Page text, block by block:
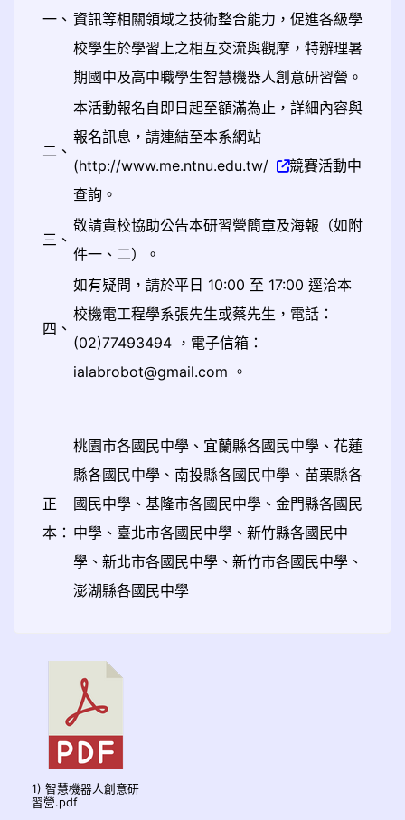
一、 資訊等相關領域之技術整合能力，促進各級學
校學生於學習上之相互交流與觀摩，特辦理暑
期國中及高中職學生智慧機器人創意研習營。
二、
本活動報名自即日起至額滿為止，詳細內容與
報名訊息，請連結至本系網站
(http://www.me.ntnu.edu.tw/
競賽活動中
查詢。
三、
敬請貴校協助公告本研習營簡章及海報（如附
件一、二）。
四、
如有疑問，請於平日 10:00 至 17:00 逕洽本
校機電工程學系張先生或蔡先生，電話：
(02)77493494 ，電子信箱：
ialabrobot@gmail.com 。
正
本：
桃園市各國民中學、宜蘭縣各國民中學、花蓮
縣各國民中學、南投縣各國民中學、苗栗縣各
國民中學、基隆市各國民中學、金門縣各國民
中學、臺北市各國民中學、新竹縣各國民中
學、新北市各國民中學、新竹市各國民中學、
澎湖縣各國民中學
1) 智慧機器人創意研
習營.pdf